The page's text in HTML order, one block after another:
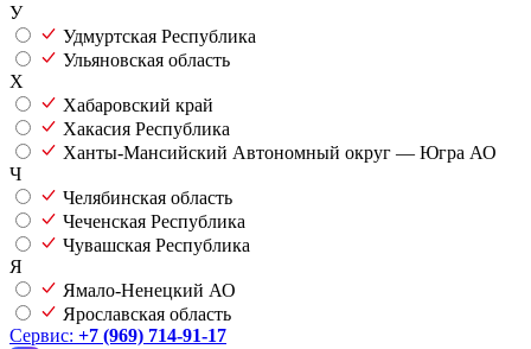
У
Удмуртская Республика
Ульяновская область
Х
Хабаровский край
Хакасия Республика
Ханты-Мансийский Автономный округ — Югра АО
Ч
Челябинская область
Чеченская Республика
Чувашская Республика
Я
Ямало-Ненецкий АО
Ярославская область
Сервис: +7 (969) 714-91-17